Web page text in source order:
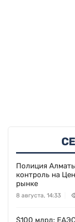
Полиция
контроль на
рынке
8 августа, 14:33
$100 млрд: